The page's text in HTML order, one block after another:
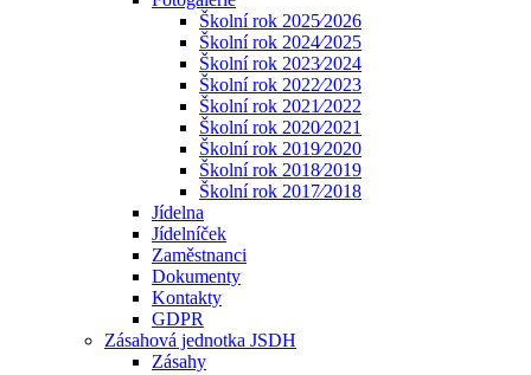
Školní rok 2025⁄2026
Školní rok 2024⁄2025
Školní rok 2023⁄2024
Školní rok 2022⁄2023
Školní rok 2021⁄2022
Školní rok 2020⁄2021
Školní rok 2019⁄2020
Školní rok 2018⁄2019
Školní rok 2017⁄2018
Jídelna
Jídelníček
Zaměstnanci
Dokumenty
Kontakty
GDPR
Zásahová jednotka JSDH
Zásahy